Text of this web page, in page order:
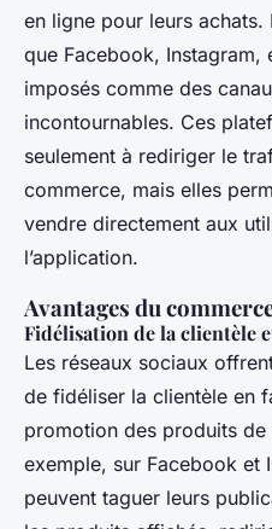
en ligne pour leurs
que Facebook, Instagram,
imposés comme des
incontournables. Ces
seulement à rediriger le
commerce, mais elles
vendre directement aux
l’application.
Avantages du
Fidélisation de la clientèle
Les réseaux sociaux
de fidéliser la clientèle en
promotion des produits
exemple, sur Facebook et
peuvent taguer leurs